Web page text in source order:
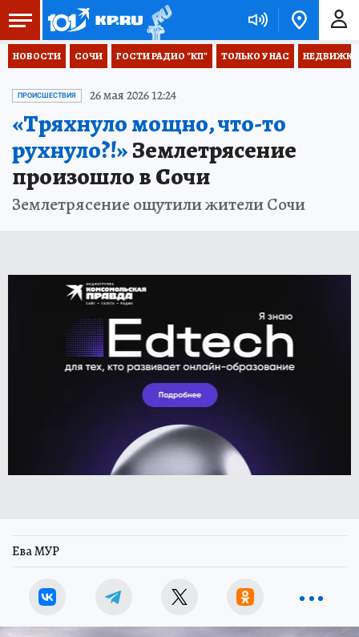
НОВОСТИ СОЧИ ГОСТИ РАДИО "КП" ТОЛЬКО У НАС НЕДВИЖКА
ПРОИСШЕСТВИЯ 26 мая 2026 12:24
«Тряхнуло мощно, что-то
рухнуло?!»Землетрясение
произошло в Сочи
Землетрясение ощутили жители Сочи
Ева МУР